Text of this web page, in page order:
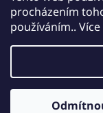
procházením
používáním..
8% SLEVA na
|
Copyright 2026